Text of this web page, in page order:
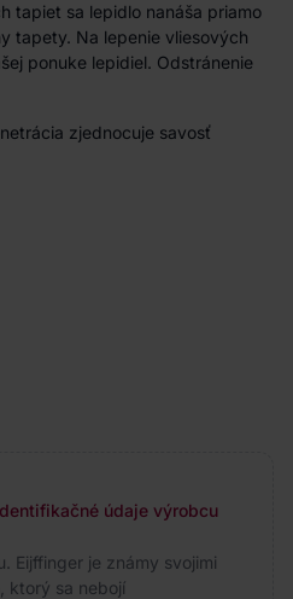
tapiet sa lepidlo nanáša priamo
tapety. Na lepenie vliesových
ponuke lepidiel. Odstránenie
zjednocuje savosť
údaje výrobcu
Eijffinger je známy svojimi
ktorý sa nebojí